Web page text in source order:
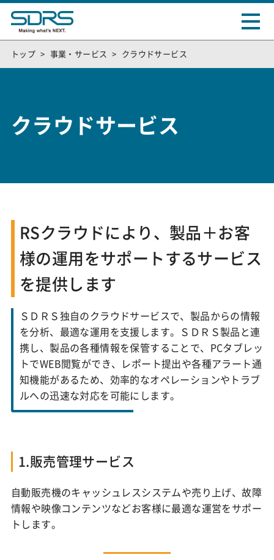
トップ 事業・サービス クラウドサービス
クラウドサービス
RSクラウドにより、製品＋お客
様の運用をサポートするサービス
を提供します
ＳＤＲＳ独自のクラウドサービスで、製品からの情報
を分析、最適な運用を支援します。ＳＤＲＳ製品と連
携し、製品の各種情報を保管することで、PCタブレッ
トでWEB閲覧ができ、レポート提出や各種アラート通
知機能があるため、効率的なオペレーションやトラブ
ルへの迅速な対応を可能にします。
1.販売管理サービス
自動販売機のキャッシュレスシステムや売り上げ、故障
情報や映像コンテンツなどお客様に最適な運営をサポー
トします。